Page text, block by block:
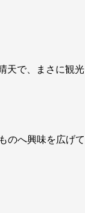
天で、まさに観光
のへ興味を広げて